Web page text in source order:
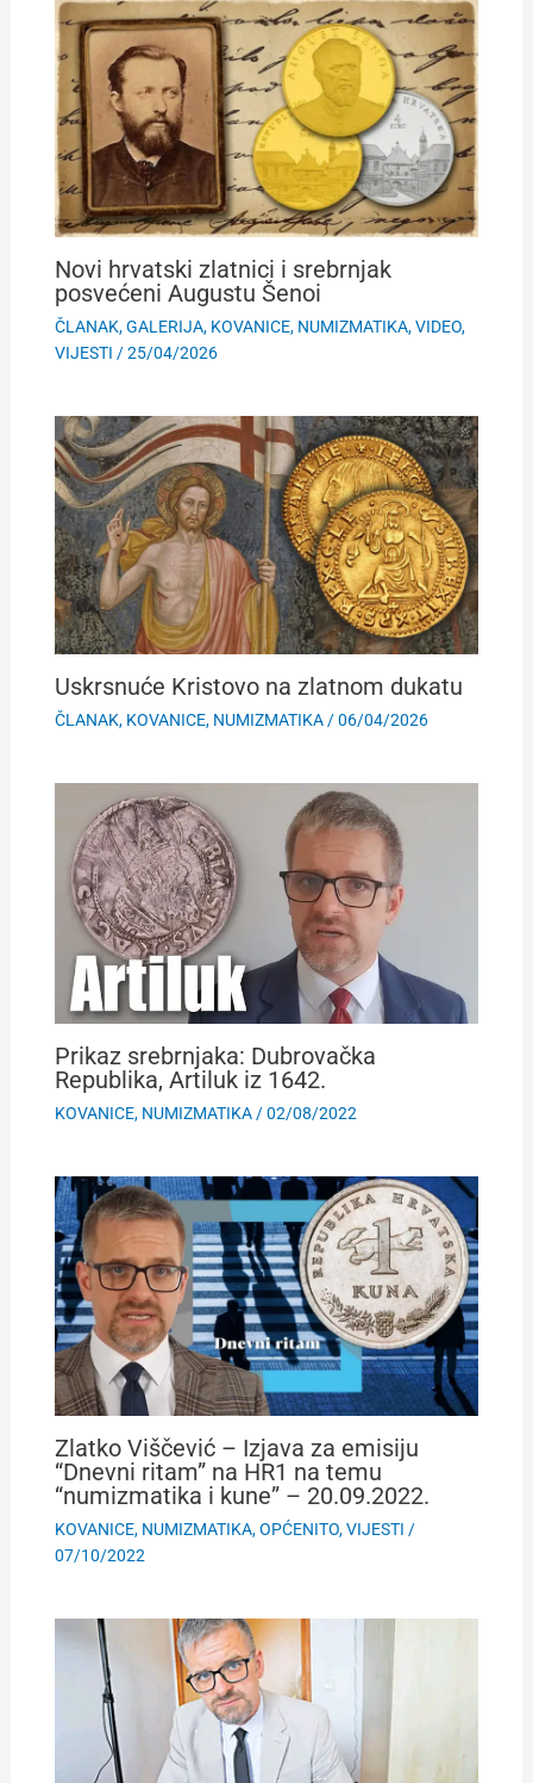
Novi hrvatski zlatnici i srebrnjak
posvećeni Augustu Šenoi
ČLANAK,GALERIJA, KOVANICE, NUMIZMATIKA,VIDEO,
VIJESTI /25/04/2026
Uskrsnuće Kristovo na zlatnom dukatu
ČLANAK, KOVANICE, NUMIZMATIKA/06/04/2026
Prikaz srebrnjaka: Dubrovačka
Republika, Artiluk iz 1642.
KOVANICE, NUMIZMATIKA/02/08/2022
Zlatko Viščević – Izjava za emisiju
“Dnevni ritam” na HR1 na temu
“numizmatika i kune” – 20.09.2022.
KOVANICE, NUMIZMATIKA,OPĆENITO,VIJESTI /
07/10/2022